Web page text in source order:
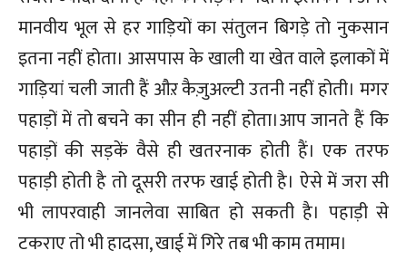
मानवीय भूल से हर गाड़ियों का संतुलन बिगड़े तो नुकसान
इतना नहीं होता। आसपास के खाली या खेत वाले इलाकों में
गाड़ियां चली जाती हैं औऱ कैज़ुअल्टी उतनी नहीं होती। मगर
पहाड़ों में तो बचने का सीन ही नहीं होता।आप जानते हैं कि
पहाड़ों की सड़कें वैसे ही खतरनाक होती हैं। एक तरफ
पहाड़ी होती है तो दूसरी तरफ खाई होती है। ऐसे में जरा सी
भी लापरवाही जानलेवा साबित हो सकती है। पहाड़ी से
टकराए तो भी हादसा, खाई में गिरे तब भी काम तमाम।